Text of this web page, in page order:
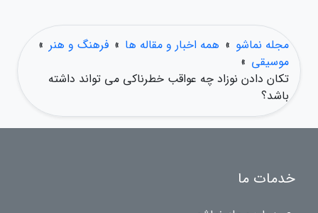
مجله نماشو » همه اخبار و مقاله ها » فرهنگ و هنر »
موسیقی »
تکان دادن نوزاد چه عواقب خطرناکی می تواند داشته
باشد؟
خدمات ما